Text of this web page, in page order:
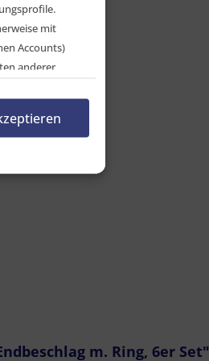
m. Ring, 6er Set"
mit
Accounts)
anderer